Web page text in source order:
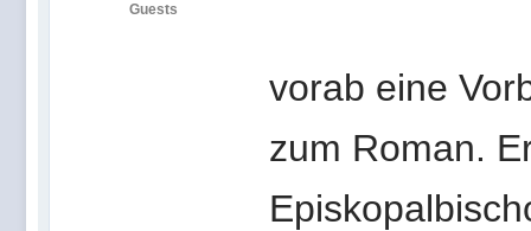
Guests
vorab eine
zum Roman.